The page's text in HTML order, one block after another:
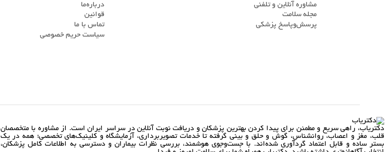
مشاوره آنلاین و تلفنی
مجله سلامت
پرسش‌و‌پاسخ پزشکی
درباره‌ما
قوانین
تماس ‌با ما
سیاست حریم خصوصی
دکتریاب، راهی سریع و مطمئن برای پیدا کردن بهترین پزشکان و دریافت نوبت آنلاین در سراسر ایران است. از مشاوره با متخصصان
قلب، مغز و اعصاب، روانشناس، گوش و حلق و بینی گرفته تا خدمات تصویربرداری، آزمایشگاه و کلینیک‌های تخصصی؛ همه در یک
بستر ساده و قابل اعتماد گردآوری شده‌اند. با جست‌وجوی هوشمند، بررسی نظرات بیماران و دسترسی به اطلاعات کامل پزشکان،